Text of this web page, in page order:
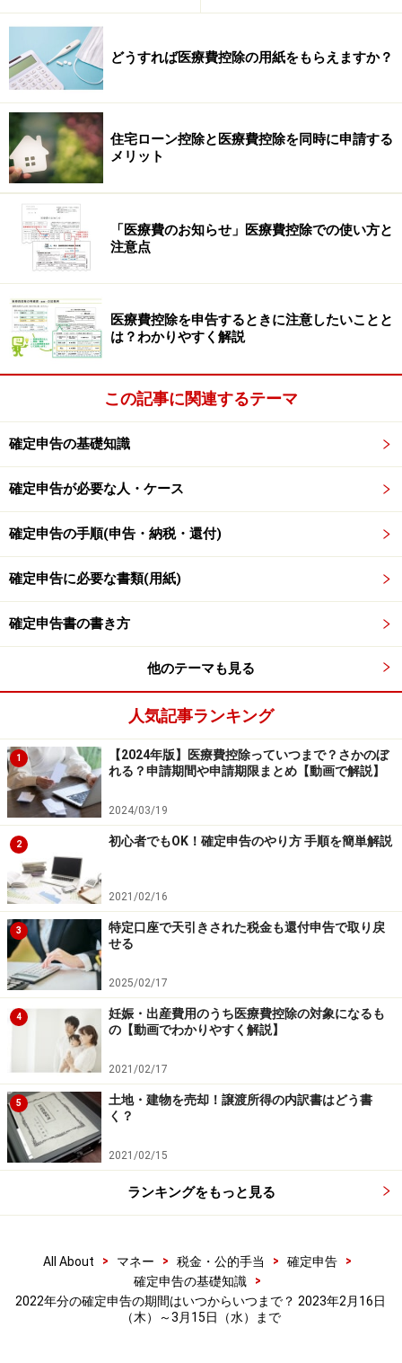
期限内に申告をするのを忘れていた場合、「期限後申
告」として扱われます。期限後申告をすると、申告によ
って納める税金のほかに無申告加算税が課されます。
個人事業主や不動産オーナーが亡くなった
場合の申告
被相続人＝納税者本人が亡くなった場合の確定申告を準
確定申告といいます。
個人事業主や不動産オーナーなどが亡くなった場合、当
然、その本人は確定申告することはできません。通常、
相続の開始のあったことを知った日の翌日から4カ月を
経過した日の前日が、確定申告の期限
このとき、「応答日の前日」という言い方がよく用いら
れます。例えば5月15日に亡くなったなら、4カ月後の応
答日は9月15日、その前日ですから9月14日ということに
なります。
ここで、前提条件を「個人事業主や不動産オーナーな
個人事業主や不動産オーナーであれば、事業所得や不動
産所得などがあるため、通常、確定申告を行わなくては
ならない人です。このような人の相続人（一般的な言い
方に改めると遺族）は、確定申告を行わなければならな
い人、つまり確定申告の義務者であるため、注意が必要
個人事業を引き継いだ経営者や、賃貸マンションや賃貸
アパートを相続した遺族は、申告義務も課せられるので
す。
また、死亡の日までに被相続人が支払った医療費は医療
費控除の対象になります。ただし、死亡後に相続人が支
払ったものを被相続人の準確定申告において医療費控除
の対象に含めることはできません。
一方、医療費控除の規定は「自己又は自己と生計を一に
する配偶者やその他の親族のために医療費を支払った場
合」とありますので、
続人が支払った場合においては、相続人の医療費控除と
することはできます。
会社員が在職中に亡くなった場合の医療費
項目での、年末調整の対象者として処理することもでき
ます。ただし年末調整ですから、考慮される所得控除に
医療費控除は含まれません。
どうすれば医療費控除の用紙をもらえますか？
住宅ローン控除と医療費控除を同時に申請する
メリット
「医療費のお知らせ」医療費控除での使い方と
注意点
医療費控除を申告するときに注意したいことと
は？わかりやすく解説
この記事に関連するテーマ
確定申告の基礎知識
確定申告が必要な人・ケース
確定申告の手順(申告・納税・還付)
確定申告に必要な書類(用紙)
確定申告書の書き方
他のテーマも見る
人気記事ランキング
1
【2024年版】医療費控除っていつまで？さかのぼ
れる？申請期間や申請期限まとめ【動画で解説】
2024/03/19
2 初心者でもOK！確定申告のやり方 手順を簡単解説
2021/02/16
3
特定口座で天引きされた税金も還付申告で取り戻
せる
2025/02/17
4
妊娠・出産費用のうち医療費控除の対象になるも
の【動画でわかりやすく解説】
2021/02/17
5
土地・建物を売却！譲渡所得の内訳書はどう書
く？
2021/02/15
ランキングをもっと見る
All About > マネー > 税金・公的手当 > 確定申告
>
確定申告の基礎知識
>
2022年分の確定申告の期間はいつからいつまで？ 2023年2月16日
（木）～3月15日（水）まで